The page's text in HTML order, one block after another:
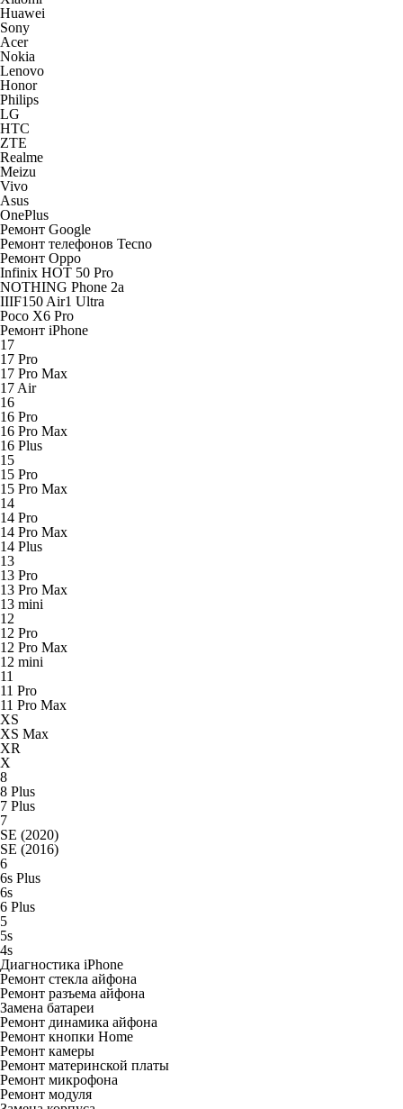
Huawei
Sony
Acer
Nokia
Lenovo
Honor
Philips
LG
HTC
ZTE
Realme
Meizu
Vivo
Asus
OnePlus
Ремонт Google
Ремонт телефонов Tecno
Ремонт Oppo
Infinix HOT 50 Pro
NOTHING Phone 2a
IIIF150 Air1 Ultra
Poco X6 Pro
Ремонт iPhone
17
17 Pro
17 Pro Max
17 Air
16
16 Pro
16 Pro Max
16 Plus
15
15 Pro
15 Pro Max
14
14 Pro
14 Pro Max
14 Plus
13
13 Pro
13 Pro Max
13 mini
12
12 Pro
12 Pro Max
12 mini
11
11 Pro
11 Pro Max
XS
XS Max
XR
X
8
8 Plus
7 Plus
7
SE (2020)
SE (2016)
6
6s Plus
6s
6 Plus
5
5s
4s
Диагностика iPhone
Ремонт стекла айфона
Ремонт разъема айфона
Замена батареи
Ремонт динамика айфона
Ремонт кнопки Home
Ремонт камеры
Ремонт материнской платы
Ремонт микрофона
Ремонт модуля